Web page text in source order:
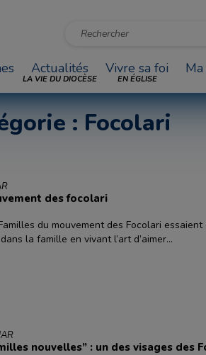
Actualités
LA VIE DU DIOCÈSE
Vivre sa foi
EN ÉGLISE
: Focolari
des focolari
du mouvement des Focolari
la famille en vivant l’art d’aimer...
nouvelles” : un des visages des